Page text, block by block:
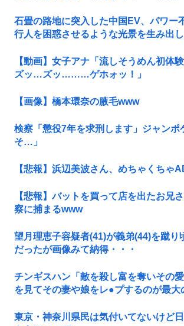
石畳の路地に突入した中国EV、パワー
行人を困惑させるような光景を生み出
【動画】女子アナ「流しそうめん初体
ズッ…ズッ………ゲホォッ！」
【画像】橋本環奈の腋毛www
検察「懲役7年を求刑します」ジャンポ
そ…」
【悲報】浜辺美波さん、めちゃくちゃ
【悲報】バットを買って店を出たお兄
察に捕まるwww
望月理恵子容疑者(41)が義弟(44)を蹴
だったが画像みて納得・・・
チンギスハン「敵を殺し富を奪いその
を見てその妻や娘をレ●プするのが最大
東京・神奈川県民は気付いてないけど